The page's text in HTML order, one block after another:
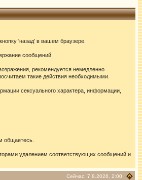
'назад' в вашем браузере.
сообщений.
рекомендуется немедленно
такие действия необходимыми.
сексуального характера, информации,
общаетесь.
удалением соответствующих сообщений и
Сейчас: 7.8.2026, 2:00